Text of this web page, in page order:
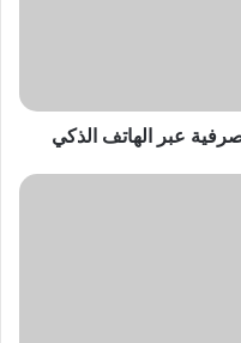
عبر الهاتف الذكي